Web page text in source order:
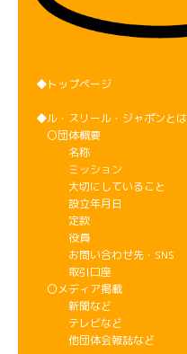
◆トップページ
◆ル・スリール・ジャポンとは
〇団体概要
名称
ミッション
大切にしていること
設立年月日
定款
役員
お問い合わせ先・SNS
取引口座
〇メディア掲載
新聞など
テレビなど
他団体会報誌など